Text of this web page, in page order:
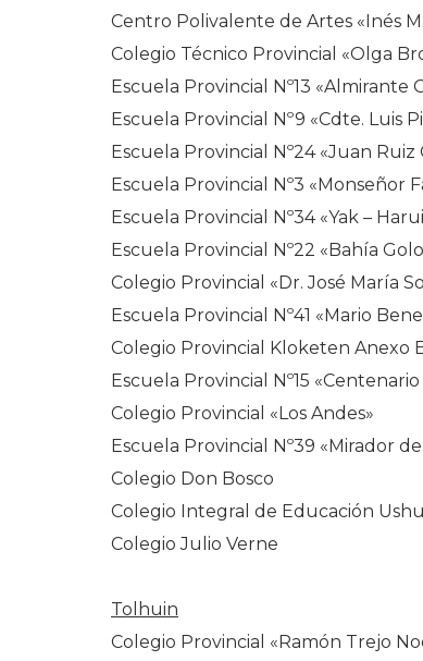
Centro Polivalente de Artes «Inés
Colegio Técnico Provincial «Olga
Escuela Provincial Nº13 «Almirante
Escuela Provincial Nº9 «Cdte. Luis
Escuela Provincial Nº24 «Juan Ruiz
Escuela Provincial Nº3 «Monseñor
Escuela Provincial Nº34 «Yak –
Escuela Provincial Nº22 «Bahía
Colegio Provincial «Dr. José María
Escuela Provincial Nº41 «Mario
Colegio Provincial Kloketen Anexo
Escuela Provincial Nº15
Colegio Provincial «Los Andes»
Escuela Provincial Nº39 «Mirador
Colegio Don Bosco
Colegio Integral de Educación
Colegio Julio Verne
Tolhuin
Colegio Provincial «Ramón Trejo